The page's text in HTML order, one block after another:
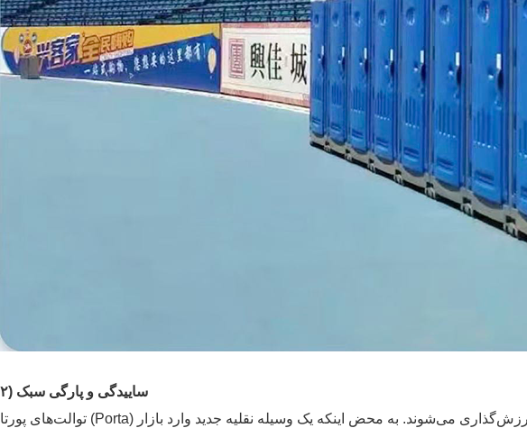
۲) ساییدگی و پارگی سبک
توالت‌های پورتا (Porta) تقریباً مانند وسایل نقلیه ارزش‌گذاری می‌شوند. به محض اینکه یک وسیله نقلیه جدید وارد بازار